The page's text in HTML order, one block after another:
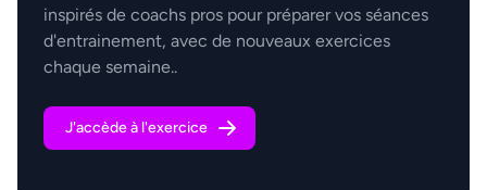
inspirés de coachs pros pour préparer vos séances
d'entrainement, avec de nouveaux exercices
chaque semaine..
J'accède à l'exercice